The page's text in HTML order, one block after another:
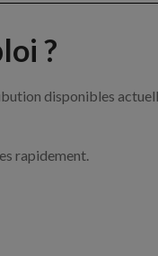
?
disponibles
rapidement.